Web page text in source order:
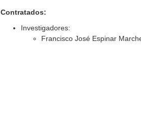
Contratados:
Investigadores:
Francisco José Espinar